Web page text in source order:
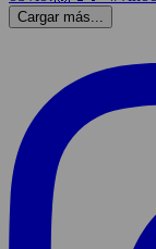
Cargar más...